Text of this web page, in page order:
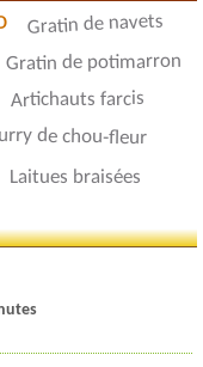
Gratin de navets
Gratin de potimarron
Artichauts farcis
de chou-fleur
Laitues braisées